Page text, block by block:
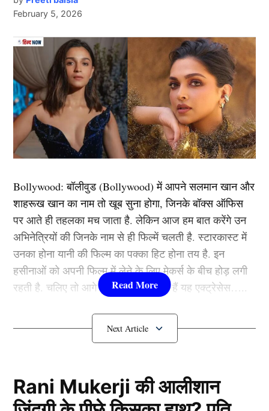
टीम इंडिया के स्टार तेज गेंदबाज भुवनेश्वर कुमार काफी लंबे समय
से टीम से बाहर चल रहे हैं जहां अब उनकी वापसी काफी मुश्किल
हो चुकी है जिस तरह से टीम इंडिया में जसप्रीत बुमराह और
अर्शदीप सिंह को लगातार मौके मिल रहे हैं. ऐसे में यह इंटरनेशनल
क्रिकेट को जल्द अलविदा कह सकते हैं.
युजवेंद्र चहल
Next Article
February 5, 2026
Bollywood:बॉलीवुड (Bollywood)में आपने सलमान खान और
शाहरूख खान का नाम तो खूब सुना होगा, जिनके बॉक्स ऑफिस
पर आते ही तहलका मच जाता है. लेकिन आज हम बात करेंगे उन
अभिनेत्रियों की जिनके नाम से ही फिल्में चलती है. स्टारकास्ट में
उनका होना यानी की फिल्म का पक्का हिट होना तय है. इन
हसीनाओं को अपनी फिल्म में लेने के लिए मेकर्स के बीच होड़ लगी
रहती है. चलिए तो आगे जानते हैं कौन-कौन हैं यह एक्ट्रेसेस…..
कौन हैंBollywood की यह हसीनाएं?
Padukone)
Rani Mukerji की आलीशान